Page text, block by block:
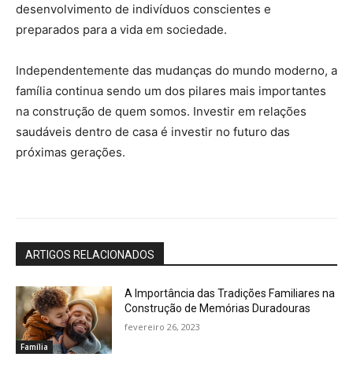
desenvolvimento de indivíduos conscientes e
preparados para a vida em sociedade.
Independentemente das mudanças do mundo moderno, a
família continua sendo um dos pilares mais importantes
na construção de quem somos. Investir em relações
saudáveis dentro de casa é investir no futuro das
próximas gerações.
ARTIGOS RELACIONADOS
Família
A Importância das Tradições Familiares na
Construção de Memórias Duradouras
fevereiro 26, 2023